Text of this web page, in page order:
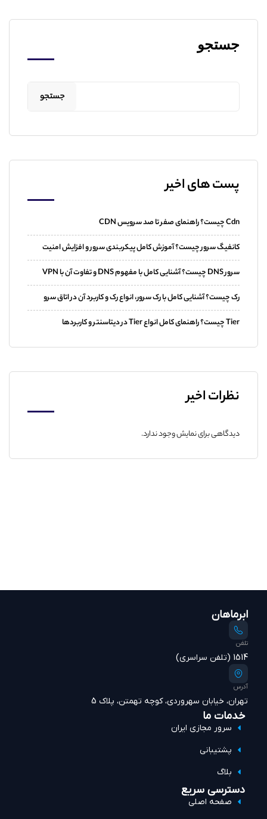
جستجو
جستجو
پست های اخیر
Cdn چیست؟ راهنمای صفر تا صد سرویس CDN
کانفیگ سرور چیست؟ آموزش کامل پیکربندی سرور و افزایش امنیت
سرور DNS چیست؟ آشنایی کامل با مفهوم DNS و تفاوت آن با VPN
رک چیست؟ آشنایی کامل با رک سرور، انواع رک و کاربرد آن در اتاق سرو
Tier چیست؟ راهنمای کامل انواع Tier در دیتاسنتر و کاربردها
نظرات اخیر
دیدگاهی برای نمایش وجود ندارد.
دسترسی سریع
صفحه اصلی
خدمات ما
سرور مجازی ایران
پشتیبانی
بلاگ
ابرماهان
تلفن
1514 (تلفن سراسری)
آدرس
تهران، خیابان سهروردی، کوچه تهمتن، پلاک 5